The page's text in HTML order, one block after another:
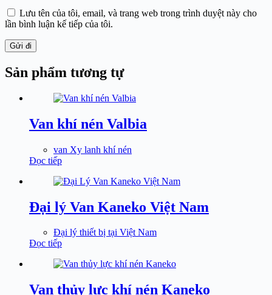
Lưu tên của tôi, email, và trang web trong trình duyệt này cho
lần bình luận kế tiếp của tôi.
Gửi đi
Sản phẩm tương tự
Van khí nén Valbia
van Xy lanh khí nén
Đọc tiếp
Đại lý Van Kaneko Việt Nam
Đại lý thiết bị tại Việt Nam
Đọc tiếp
Van thủy lực khí nén Kaneko